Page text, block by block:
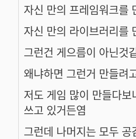
자신 만의 프레임워크를
자신 만의 라이브러리를
그런건 게으름이 아닌것
왜냐하면 그런거 만들려
저도 게임 많이 만들다
쓰고 있거든염
그런데 나머지는 모두 공